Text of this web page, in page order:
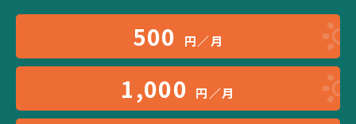
500 円／月
1,000 円／月